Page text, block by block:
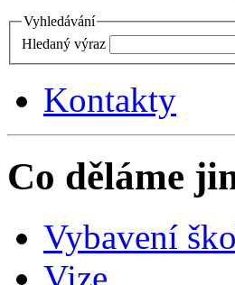
Vyhledávání
Hledaný výraz
Kontakty
Co děláme
Vybavení
Vize